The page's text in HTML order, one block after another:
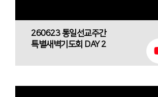
260623 통일선교주간
특별새벽기도회 DAY 2